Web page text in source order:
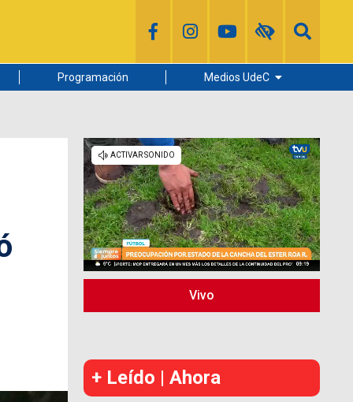
Programación Medios UdeC
Radio UdeC
Noticias UdeC
La Discusión
Vivo
+ Leído | Ahora